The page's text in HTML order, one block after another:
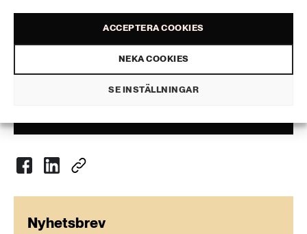
ACCEPTERA COOKIES
NEKA COOKIES
SE INSTÄLLNINGAR
kompositmaterial.
Nyhetsbrev